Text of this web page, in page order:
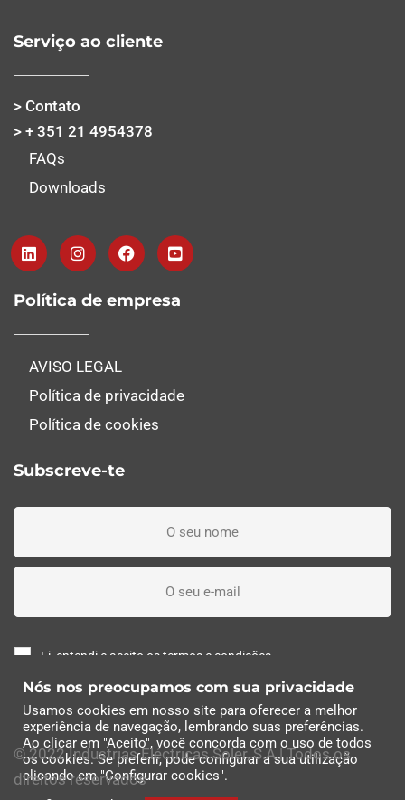
Serviço ao cliente
> Contato
> + 351 21 4954378
FAQs
Downloads
Política de empresa
AVISO LEGAL
Política de privacidade
Política de cookies
Subscreve-te
Li, entendi e aceito os termos e condições
Subscreva agora
© 2022 Industrias Eléctricas Soler, S.A | Todos os
direitos reservados
Nós nos preocupamos com sua privacidade
Usamos cookies em nosso site para oferecer a melhor
experiência de navegação, lembrando suas preferências.
Ao clicar em "Aceito", você concorda com o uso de todos
os cookies. Se preferir, pode configurar a sua utilização
clicando em "Configurar cookies".